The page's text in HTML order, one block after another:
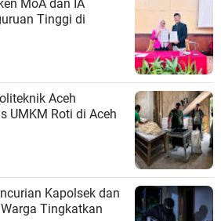
MoA dan IA
Tinggi di
Aceh
UMKM Roti di Aceh
Kapolsek dan
Tingkatkan